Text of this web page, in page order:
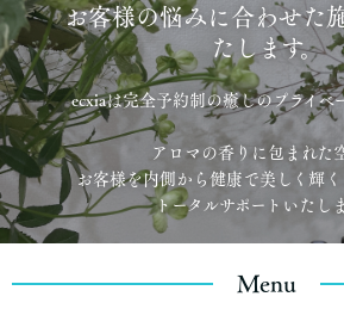
お客様の悩みに合わせた
たします。
ecxiaは完全予約制の癒しのプライベ
アロマの香りに包まれた
お客様を内側から健康で美しく輝く
トータルサポートいたしま
Menu